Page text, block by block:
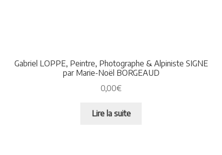
Gabriel LOPPE, Peintre, Photographe & Alpiniste SIGNE
par Marie-Noël BORGEAUD
0,00€
Lire la suite